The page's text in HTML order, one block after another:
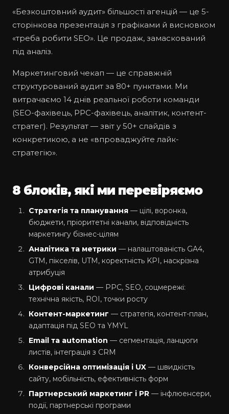
«Безкоштовний аудит» більшості агенцій — це 5-
сторінкова презентація з графіками й висновком
«треба робити SEO». Це продаж, замаскований
під аналіз.
Маркетинговий чекап — це справжній
структурований аудит за 80+ пунктами. Ми
витрачаємо 14 днів реальної роботи команди
(SEO-фахівець, PPC-фахівець, аналітик, контент-
стратег). Результат — звіт у 50+ слайдів з
конкретикою, а не «впроваджуйте лайк-
стратегію».
8 блоків, які ми перевіряємо
Стратегія та планування — цілі, воронка,
бюджети, пріоритетні канали, відповідність
маркетингу бізнес-цілям
Аналітика та метрики — налаштованість GA4,
GTM, пікселів, UTM, коректність KPI, наскрізна
атрибуція
Цифрові канали — PPC, SEO, соцмережі:
технічна якість, ROI, точки росту
Контент-маркетинг — стратегія, контент-план,
адаптація під SEO та YMYL
Email та automation — сегментація, ланцюги
листів, інтеграція з CRM
Конверсійна оптимізація і UX — швидкість
сайту, мобільність, ефективність форм
Партнерський маркетинг і PR — інфлюенсери,
події, партнерські програми